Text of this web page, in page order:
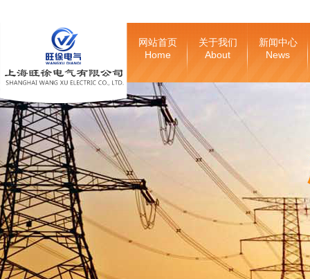
网站首页
Home
关于我们
About
新闻中心
News